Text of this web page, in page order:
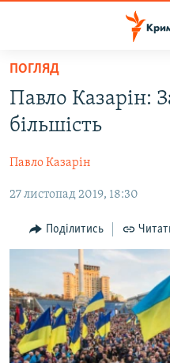
Перейти
основного
матеріалу
до
навігації
Перейти
ВОДА.КРИМ
ПОЛІТИКА
БЛОГИ
ПОГЛЯД
ІНТЕРВ'Ю
ВСЕ ЗА ДЕНЬ
СПЕЦПРОЕКТИ
ДЕПОРТАЦІЯ
ЯК ОБІЙТИ БЛОКУВАННЯ
ПОГЛЯД
Павло Казарін:
більшість
Павло Казарін
27 листопад 2019, 18:30
Поділитись